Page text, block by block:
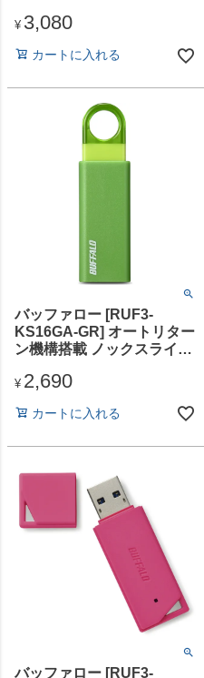
¥ 3,080
カートに入れる
バッファロー [RUF3-
KS16GA-GR] オートリター
ン機構搭載 ノックスライド
対応 USBメモリー 16GB
¥ 2,690
カートに入れる
バッファロー [RUF3-